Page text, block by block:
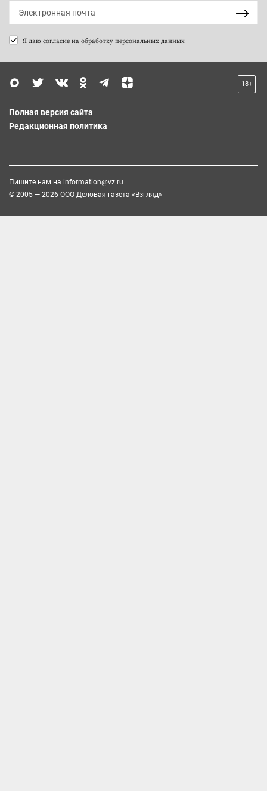
Я даю согласие на обработку персональных данных
18+
Полная версия сайта
Редакционная политика
Пишите нам на information@vz.ru
© 2005 — 2026 ООО Деловая газета «Взгляд»